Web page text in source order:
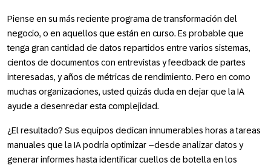
Piense en su más reciente programa de transformación del
negocio, o en aquellos que están en curso. Es probable que
tenga gran cantidad de datos repartidos entre varios sistemas,
cientos de documentos con entrevistas y feedback de partes
interesadas, y años de métricas de rendimiento. Pero en como
muchas organizaciones, usted quizás duda en dejar que la IA
ayude a desenredar esta complejidad.
¿El resultado? Sus equipos dedican innumerables horas a tareas
manuales que la IA podría optimizar –desde analizar datos y
generar informes hasta identificar cuellos de botella en los